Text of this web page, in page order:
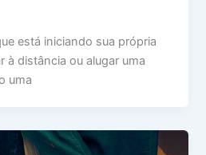
está iniciando sua própria
à distância ou alugar uma
uma